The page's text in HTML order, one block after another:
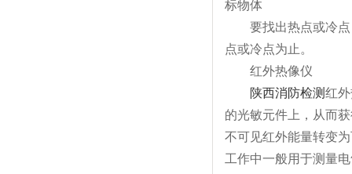
标物体
要找出热点或冷点
点或冷点为止。
红外热像仪
陕西消防检测红
的光敏元件上，从而
不可见红外能量转变为
工作中一般用于测量电